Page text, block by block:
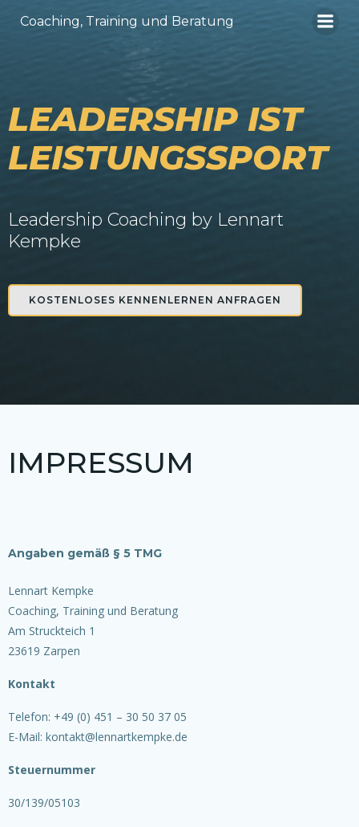
Zum
Inhalt
Coaching, Training und Beratung
LEADERSHIP IST
LEISTUNGSSPORT
Leadership Coaching by Lennart
Kempke
KOSTENLOSES KENNENLERNEN ANFRAGEN
IMPRESSUM
Angaben gemäß § 5 TMG
Lennart Kempke
Coaching, Training und Beratung
Am Struckteich 1
23619 Zarpen
Kontakt
Telefon: +49 (0) 451 – 30 50 37 05
E-Mail: kontakt@lennartkempke.de
Steuernummer
30/139/05103